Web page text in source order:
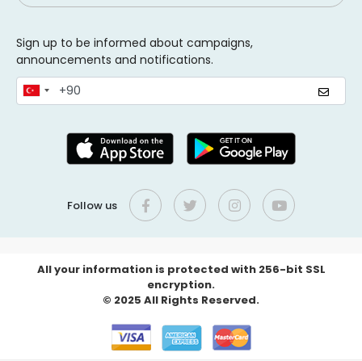
Sign up to be informed about campaigns,
announcements and notifications.
Follow us
All your information is protected with 256-bit SSL
encryption.
© 2025 All Rights Reserved.